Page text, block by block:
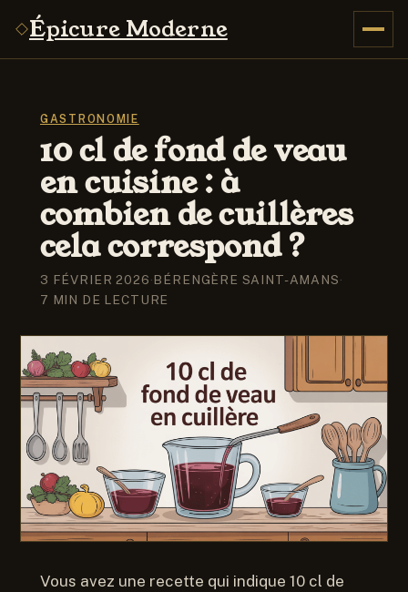
Épicure Moderne
GASTRONOMIE
10 cl de fond de veau
en cuisine : à
combien de cuillères
cela correspond ?
3 FÉVRIER 2026·BÉRENGÈRE SAINT-AMANS·
7 MIN DE LECTURE
Vous avez une recette qui indique 10 cl de